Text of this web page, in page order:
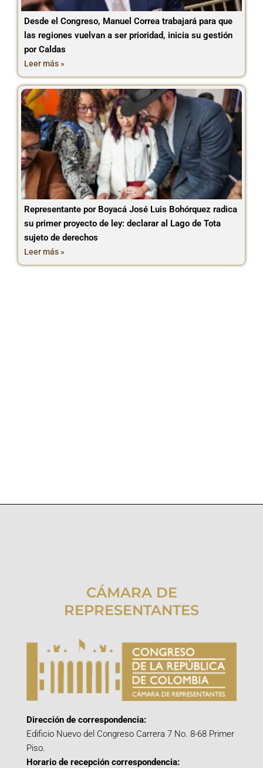
Desde el Congreso, Manuel Correa trabajará para que
las regiones vuelvan a ser prioridad, inicia su gestión
por Caldas
Leer más »
Representante por Boyacá José Luis Bohórquez radica
su primer proyecto de ley: declarar al Lago de Tota
sujeto de derechos
Leer más »
CÁMARA DE
REPRESENTANTES
Dirección de correspondencia:
Edificio Nuevo del Congreso Carrera 7 No. 8-68 Primer
Piso.
Horario de recepción correspondencia: